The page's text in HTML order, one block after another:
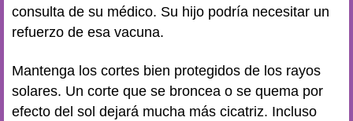
consulta de su médico. Su hijo podría necesitar un
refuerzo de esa vacuna.
Mantenga los cortes bien protegidos de los rayos
solares. Un corte que se broncea o se quema por
efecto del sol dejará mucha más cicatriz. Incluso